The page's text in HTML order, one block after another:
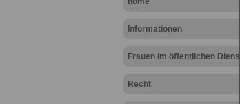
Informationen
Frauen im öffentlichen Dienst
Recht